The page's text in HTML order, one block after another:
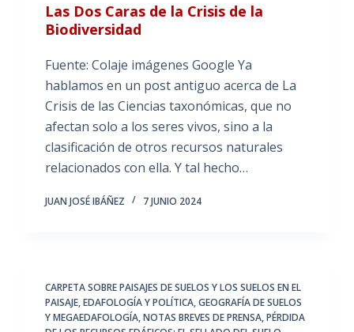
Las Dos Caras de la Crisis de la
Biodiversidad
Fuente: Colaje imágenes Google Ya
hablamos en un post antiguo acerca de La
Crisis de las Ciencias taxonómicas, que no
afectan solo a los seres vivos, sino a la
clasificación de otros recursos naturales
relacionados con ella. Y tal hecho…
JUAN JOSÉ IBÁÑEZ 7 JUNIO 2024
CARPETA SOBRE PAISAJES DE SUELOS Y LOS SUELOS EN EL
PAISAJE,EDAFOLOGÍA Y POLÍTICA,GEOGRAFÍA DE SUELOS
Y MEGAEDAFOLOGÍA,NOTAS BREVES DE PRENSA,PÉRDIDA